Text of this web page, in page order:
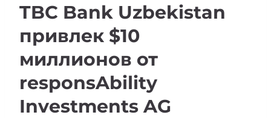
TBC Bank Uzbekistan
привлек $10
миллионов от
responsAbility
Investments AG